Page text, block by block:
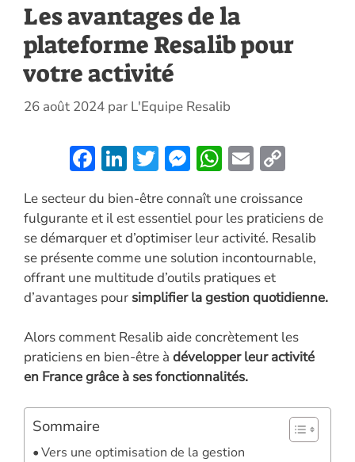
Les avantages de la
plateforme Resalib pour
votre activité
26 août 2024 par L'Equipe Resalib
F
e
b
o
o
k
Li
n
k
e
dI
n
T
itt
er
M
es
se
n
g
er
W
at
s
A
p
p
E
ai
l
p
y
Li
n
k
Le secteur du bien-être connaît une croissance
fulgurante et il est essentiel pour les praticiens de
se démarquer et d’optimiser leur activité. Resalib
se présente comme une solution incontournable,
offrant une multitude d’outils pratiques et
d’avantages pour simplifier la gestion quotidienne.
Alors comment Resalib aide concrètement les
praticiens en bien-être à développer leur activité
en France grâce à ses fonctionnalités.
Sommaire
Vers une optimisation de la gestion